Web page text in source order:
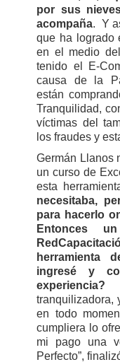
por sus
acompaña. Y
que ha logrado
en el medio
tenido el E-
causa de la
están
Tranquilidad,
víctimas del
los fraudes y
Germán Llanos
un curso de
esta
necesitaba,
para hacerlo
Entonces
herramienta
ingresé y
experiencia?
tranquilizadora,
en todo
cumpliera lo
mi pago una
Perfecto”,